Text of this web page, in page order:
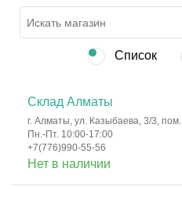
Список
Склад Алматы
г. Алматы, ул. Казыбаева, 3/3, пом.
Пн.-Пт. 10:00-17:00
+7(776)990-55-56
Нет в наличии